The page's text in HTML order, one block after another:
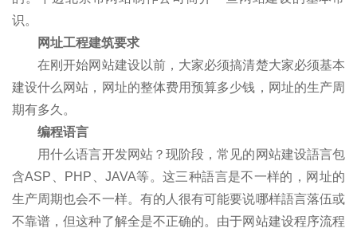
识。
网址工程建筑要求
在刚开始网站建设以前，大家必须搞清楚大家必须基本
建设什么网站，网址的整体费用预算多少钱，网址的生产周
期有多久。
编程语言
用什么语言开发网站？现阶段，常见的网站建设語言包
含ASP、PHP、JAVA等。这三种語言是不一样的，网址的
生产周期也会不一样。有的人很有可能要说哪样語言落伍或
不靠谱，但这种了解全是不正确的。由于网站建设程序流程